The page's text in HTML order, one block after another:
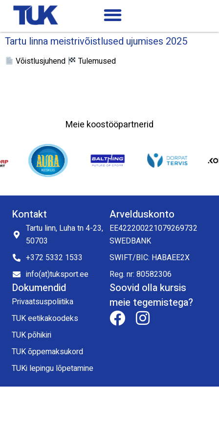
Tartu linna meistrivõistlused ujumises 2025
Võistlusjuhend Tulemused
Meie koostööpartnerid
Kontakt
Tartu linn, Luha tn 4-23,
50703
+372 5332 1533
info(at)tuksport.ee
Arvelduskonto
EE422200221079269732
SWEDBANK
SWIFT/BIC: HABAEE2X
Reg. nr: 80582306
Dokumendid
Privaatsuspoliitika
TUK eetikakoodeks
TUK põhikiri
TUK õppemaksukord
TUKi lepingu lõpetamine
Soovid olla kursis
meie tegemistega?